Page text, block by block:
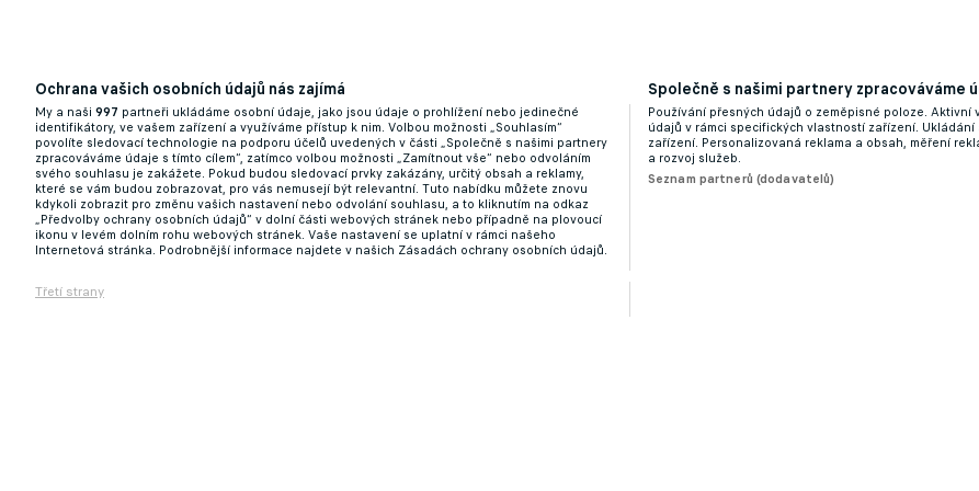
Komplikace pro Spartu! Její možná posila zmešká několik zápasů, trestu se dočkal i kouč Dukly
04.06.2026 14:16
Ochrana vašich osobních údajů nás zajímá
My a naši 997 partneři ukládáme osobní údaje, jako jsou údaje o prohlížení nebo jedinečné
identifikátory, ve vašem zařízení a využíváme přístup k nim. Volbou možnosti „Souhlasím“
povolíte sledovací technologie na podporu účelů uvedených v části „Společně s našimi partnery
zpracováváme údaje s tímto cílem“, zatímco volbou možnosti „Zamítnout vše“ nebo odvoláním
svého souhlasu je zakážete. Pokud budou sledovací prvky zakázány, určitý obsah a reklamy,
které se vám budou zobrazovat, pro vás nemusejí být relevantní. Tuto nabídku můžete znovu
kdykoli zobrazit pro změnu vašich nastavení nebo odvolání souhlasu, a to kliknutím na odkaz
„Předvolby ochrany osobních údajů“ v dolní části webových stránek nebo případně na plovoucí
ikonu v levém dolním rohu webových stránek. Vaše nastavení se uplatní v rámci našeho
Internetová stránka. Podrobnější informace najdete v našich Zásadách ochrany osobních údajů.
Třetí strany
Společně s našimi partnery zpracováváme
Používání přesných údajů o zeměpisné poloze.
údajů v rámci specifických vlastností zařízení.
zařízení. Personalizovaná reklama a obsah, měření
a rozvoj služeb.
Seznam partnerů (dodavatelů)